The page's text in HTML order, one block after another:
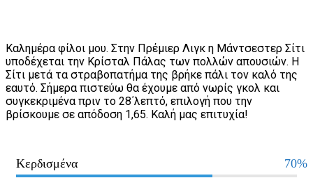
Καλημέρα φίλοι μου. Στην Πρέμιερ Λιγκ η Μάντσεστερ Σίτι
υποδέχεται την Κρίσταλ Πάλας των πολλών απουσιών. Η
Σίτι μετά τα στραβοπατήμα της βρήκε πάλι τον καλό της
εαυτό. Σήμερα πιστεύω θα έχουμε από νωρίς γκολ και
συγκεκριμένα πριν το 28΄λεπτό, επιλογή που την
βρίσκουμε σε απόδοση 1,65. Καλή μας επιτυχία!
Κερδισμένα 70%